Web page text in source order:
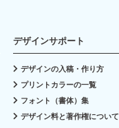
デザインサポート
デザインの入稿・作り方
プリントカラーの一覧
フォント（書体）集
デザイン料と著作権について